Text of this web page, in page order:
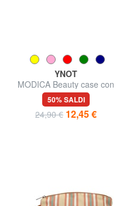
YNOT
MODICA Beauty case con
polsierina
50% SALDI
24,90 € 12,45 €